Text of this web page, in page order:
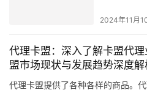
2024年11月
代理卡盟：深入了解卡盟代
盟市场现状与发展趋势深度解
代理卡盟提供了各种各样的商品。